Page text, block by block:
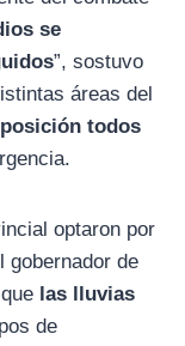
se
”, sostuvo
áreas del
todos
optaron por
gobernador de
las lluvias
de